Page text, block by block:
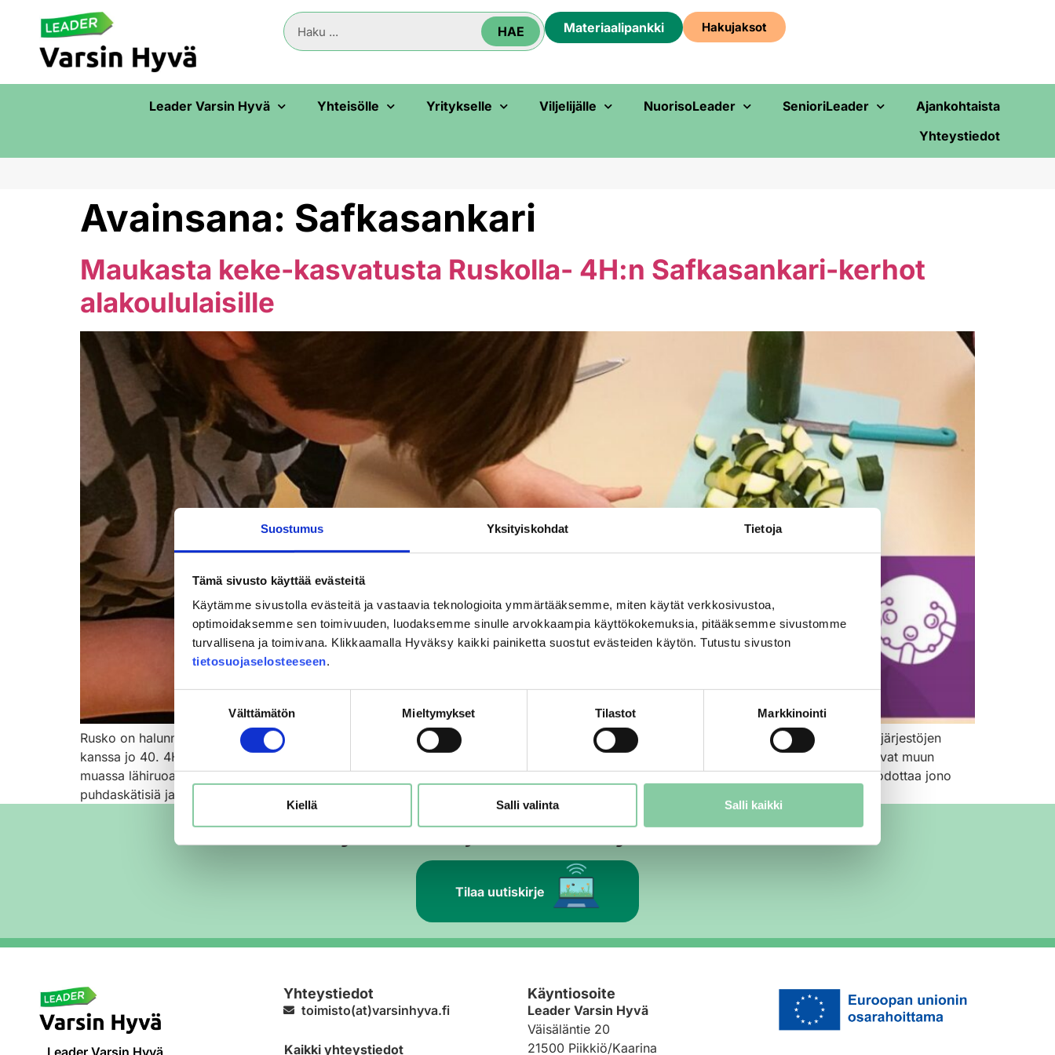
Suostumus Yksityiskohdat Tietoja
Tämä sivusto käyttää evästeitä
Käytämme sivustolla evästeitä ja vastaavia teknologioita ymmärtääksemme, miten käytät verkkosivustoa,
optimoidaksemme sen toimivuuden, luodaksemme sinulle arvokkaampia käyttökokemuksia, pitääksemme sivustomme
turvallisena ja toimivana. Klikkaamalla Hyväksy kaikki painiketta suostut evästeiden käytön. Tutustu sivuston
tietosuojaselosteeseen.
valinta
Välttämätön Mieltymykset Tilastot Markkinointi
Kiellä Salli valinta Salli kaikki
HAE Materiaali­pankki Haku­jaksot
Leader Varsin Hyvä Yhteisölle Yritykselle Viljelijälle NuorisoLeader SenioriLeader
Ajankohtaista
Yhteystiedot
Avainsana: Safkasankari
Maukasta keke-kasvatusta Ruskolla- 4H:n Safkasankari-kerhot
alakoululaisille
Rusko on halunnut korona-aikana panostaa lasten hyvinvointiin ja vapaa-aikaan. Harrastamisen Suomen mallin kerhoja on yhteistyössä järjestöjen
kanssa jo 40. 4H:n Safkasankarit kokkaavat viikoittain koulupäivän jälkeen eri teemojen pohjalta aterioita ja välipaloja. Kerholaiset oppivat muun
muassa lähiruoasta, omavaraisuudesta sekä ruoan alkuperästä ja terveellisyydestä. Käytännön ruokakasvatusta Ruokalan oven takana odottaa jono
puhdaskätisiä ja innokkaita alakoululaisia valmiina kokkailemaan. […]
Tilaa uutiskirje
Yhteystiedot
toimisto(at)varsinhyva.fi
Kaikki yhteystiedot
Käyntiosoite
Leader Varsin Hyvä
Väisäläntie 20
21500 Piikkiö/Kaarina